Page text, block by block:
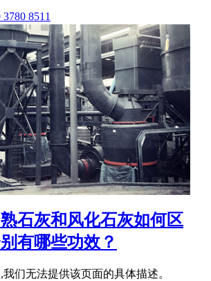
8511
石灰和风化石灰如何区
有哪些功效？
们无法提供该页面的具体描述。